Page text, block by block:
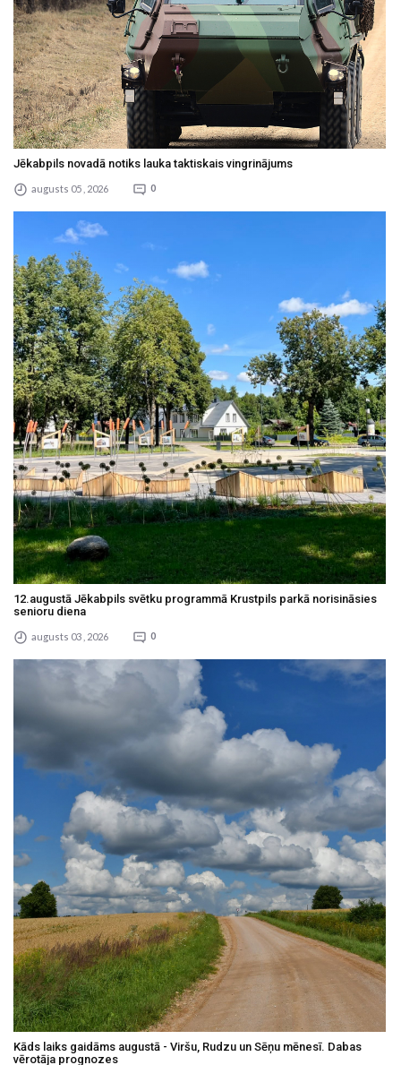
Jēkabpils novadā notiks lauka taktiskais vingrinājums
augusts 05 , 2026 0
12.augustā Jēkabpils svētku programmā Krustpils parkā norisināsies
senioru diena
augusts 03 , 2026 0
Kāds laiks gaidāms augustā - Viršu, Rudzu un Sēņu mēnesī. Dabas
vērotāja prognozes